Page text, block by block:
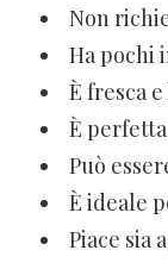
Non
Ha pochi
È fresca
È
Può
È ideale
Piace sia